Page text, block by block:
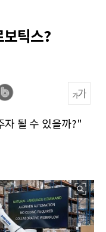
보틱스?
자 될 수 있을까?"